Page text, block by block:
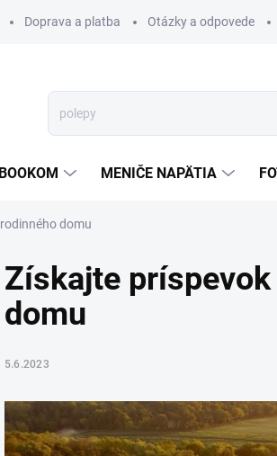
Doprava a platba Otázky a odpovede
MENIČE NAPÄTIA
domu
Získajte
domu
5.6.2023